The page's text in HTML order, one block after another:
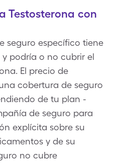
Testosterona con
seguro específico tiene
podría o no cubrir el
El precio de
cobertura de seguro
de tu plan -
de seguro para
explícita sobre su
y de su
no cubre